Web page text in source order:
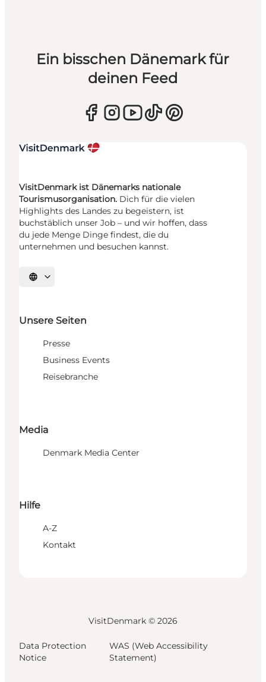
Ein bisschen Dänemark für
deinen Feed
VisitDenmark ist Dänemarks nationale
Tourismusorganisation. Dich für die vielen
Highlights des Landes zu begeistern, ist
buchstäblich unser Job – und wir hoffen, dass
du jede Menge Dinge findest, die du
unternehmen und besuchen kannst.
Sprache auswählen
Unsere Seiten
Presse
Business Events
Reisebranche
Media
Denmark Media Center
Hilfe
A-Z
Kontakt
VisitDenmark © 2026
Data Protection
Notice
WAS (Web Accessibility
Statement)